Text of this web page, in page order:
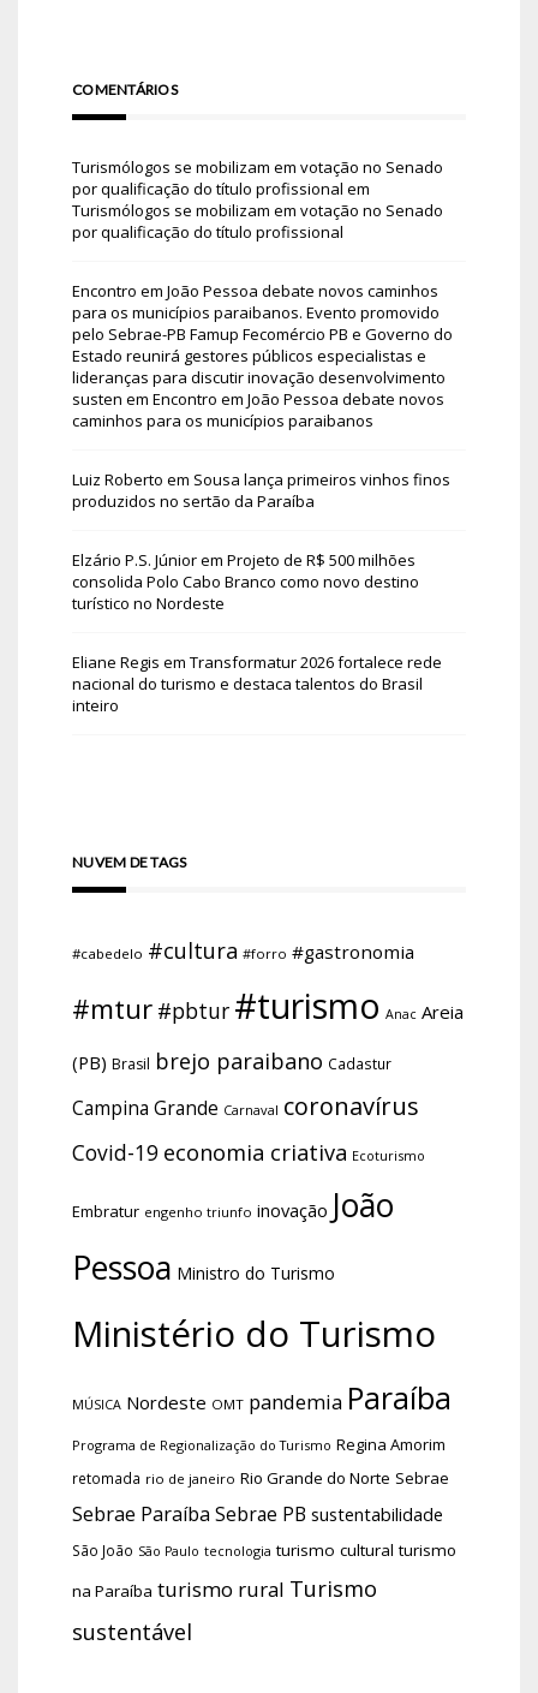
COMENTÁRIOS
Turismólogos se mobilizam em votação no Senado
por qualificação do título profissional em
Turismólogos se mobilizam em votação no Senado
por qualificação do título profissional
Encontro em João Pessoa debate novos caminhos
para os municípios paraibanos. Evento promovido
pelo Sebrae-PB Famup Fecomércio PB e Governo do
Estado reunirá gestores públicos especialistas e
lideranças para discutir inovação desenvolvimento
susten em Encontro em João Pessoa debate novos
caminhos para os municípios paraibanos
Luiz Roberto em Sousa lança primeiros vinhos finos
produzidos no sertão da Paraíba
Elzário P.S. Júniorem Projeto de R$ 500 milhões
consolida Polo Cabo Branco como novo destino
turístico no Nordeste
Eliane Regis em Transformatur 2026 fortalece rede
nacional do turismo e destaca talentos do Brasil
inteiro
NUVEM DE TAGS
#cabedelo #cultura #forro #gastronomia
#mtur #pbtur #turismo Anac Areia
(PB) Brasil brejo paraibano Cadastur
Campina Grande Carnaval coronavírus
Covid-19 economia criativa Ecoturismo
Embratur engenho triunfo inovação João
Pessoa Ministro do Turismo
Ministério do Turismo
MÚSICA Nordeste OMT pandemia Paraíba
Programa de Regionalização do Turismo Regina Amorim
retomada rio de janeiro Rio Grande do Norte Sebrae
Sebrae Paraíba Sebrae PB sustentabilidade
São João São Paulo tecnologia turismo cultural turismo
na Paraíba turismo rural Turismo
sustentável